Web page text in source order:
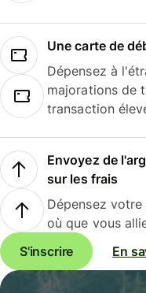
Une carte de
Dépensez à
majorations de
transaction
Envoyez de
sur les frais
Dépensez
où que vous
S'inscrire
En